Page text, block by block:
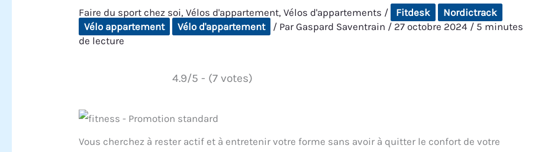
Faire du sport chez soi,Vélos d'appartement,Vélos d'appartements / Fitdesk
Nordictrack
Vélo appartement
Vélo d'appartement / ParGaspard Saventrain / 27 octobre 2024 / 5 minutes
de lecture
4.9/5 - (7 votes)
Vous cherchez à rester actif et à entretenir votre forme sans avoir à quitter le confort de votre